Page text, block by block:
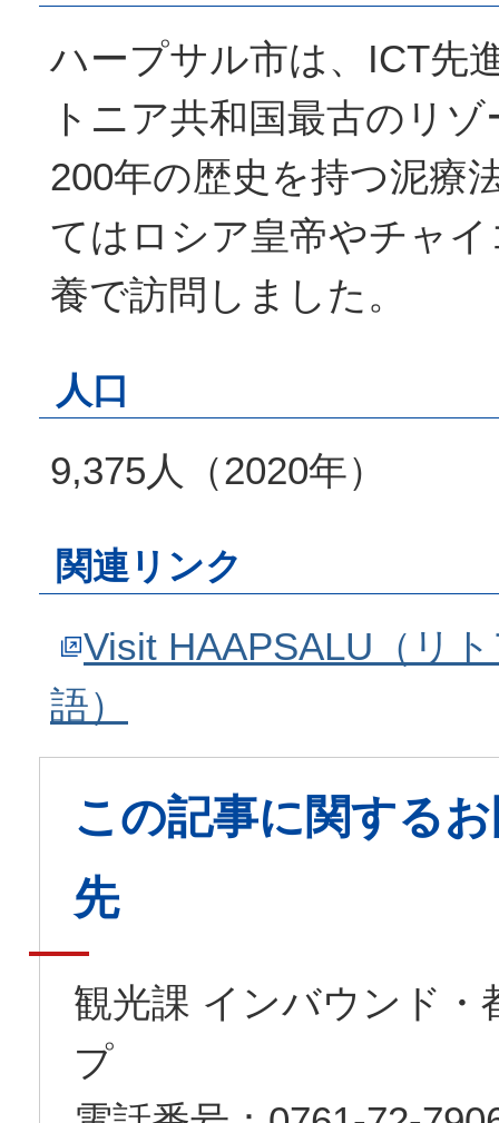
ハープサル市は、ICT先
トニア共和国最古のリ
200年の歴史を持つ泥療
てはロシア皇帝やチャ
養で訪問しました。
人口
9,375人（2020年）
関連リンク
Visit HAAPSALU（リ
語）
この記事に関する
先
観光課 インバウンド・
プ